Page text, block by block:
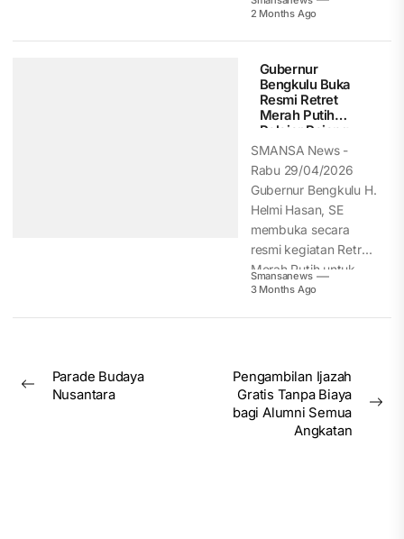
aplikasi Digitalisasi...
2 Months Ago
Gubernur
Bengkulu Buka
Resmi Retret
Merah Putih
Pelajar Rejang
Lebong
SMANSA News -
Rabu 29/04/2026
Gubernur Bengkulu H.
Helmi Hasan, SE
membuka secara
resmi kegiatan Retret
Merah Putih untuk
pelajar...
Smansanews
3 Months Ago
Post
Previous
Parade Budaya
Nusantara
Pengambilan Ijazah
Gratis Tanpa Biaya
bagi Alumni Semua
Angkatan